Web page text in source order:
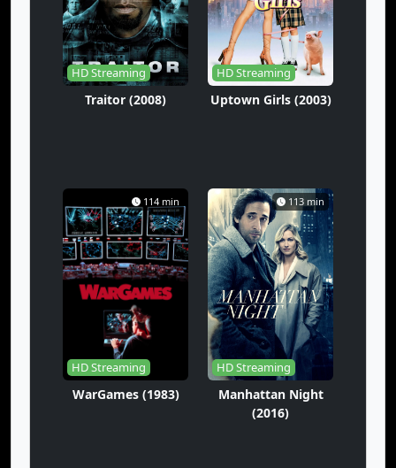
HD Streaming
Traitor (2008)
HD Streaming
Uptown Girls (2003)
114 min
HD Streaming
WarGames (1983)
113 min
HD Streaming
Manhattan Night
(2016)